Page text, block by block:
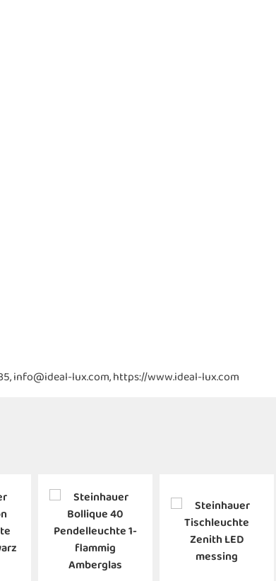
info@ideal-lux.com, https://www.ideal-lux.com